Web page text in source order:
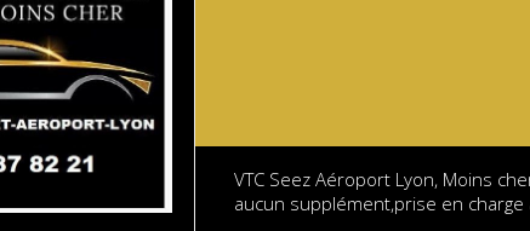
VTC Seez Aéroport Lyon, Moins
aucun supplément,prise en